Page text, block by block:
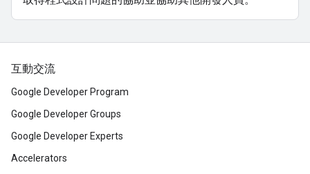
互動交流
Google Developer Program
Google Developer Groups
Google Developer Experts
Accelerators